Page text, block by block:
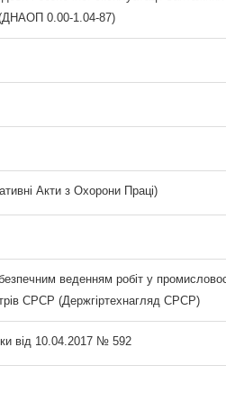
(ДНАОП 0.00-1.04-87)
Акти з Охорони Праці)
веденням робіт у
СРСР (Держгіртехнагляд СРСР)
від 10.04.2017 № 592